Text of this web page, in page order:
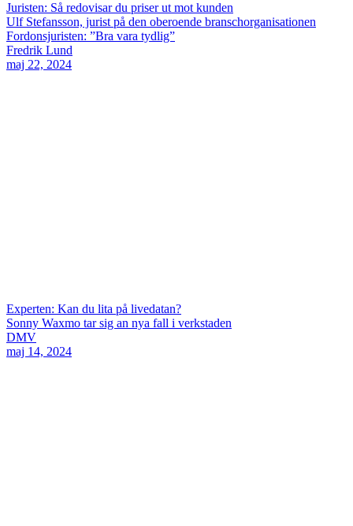
Juristen: Så redovisar du priser ut mot kunden
Ulf Stefansson, jurist på den oberoende branschorganisationen
Fordonsjuristen: ”Bra vara tydlig”
Fredrik Lund
maj 22, 2024
Experten: Kan du lita på livedatan?
Sonny Waxmo tar sig an nya fall i verkstaden
DMV
maj 14, 2024